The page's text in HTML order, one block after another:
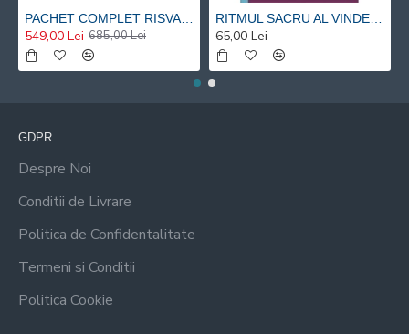
549,00 Lei 685,00 Lei 65,00 Lei
GDPR
Despre Noi
Conditii de Livrare
Politica de Confidentalitate
Termeni si Conditii
Politica Cookie